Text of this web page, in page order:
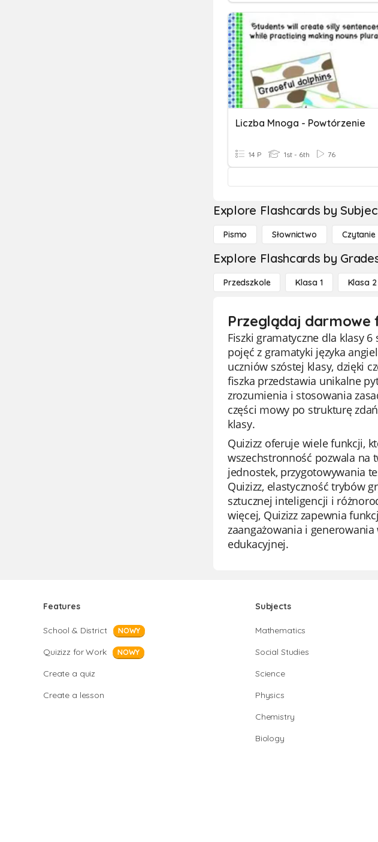
Liczba Mnoga - Powtórzenie
14 P 1st - 6th 76
Explore Flashcards by
Pismo Słownictwo Czytanie
Explore Flashcards by
Przedszkole Klasa 1 Klasa 2
Przeglądaj darmowe
Fiszki gramatyczne dla klasy
pojęć z gramatyki języka
uczniów szóstej klasy, dzięki
fiszka przedstawia unikalne
zrozumienia i stosowania
części mowy po strukturę
klasy.
Quizizz oferuje wiele funkcji,
wszechstronność pozwala na
jednostek, przygotowywania
Quizizz, elastyczność trybów
sztucznej inteligencji i
więcej, Quizizz zapewnia
zaangażowania i
edukacyjnej.
Features
School & District NOWY
Quizizz for Work NOWY
Create a quiz
Create a lesson
Subjects
Mathematics
Social Studies
Science
Physics
Chemistry
Biology